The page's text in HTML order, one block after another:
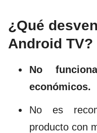
¿Qué
Android TV?
No
económicos.
No es
producto con